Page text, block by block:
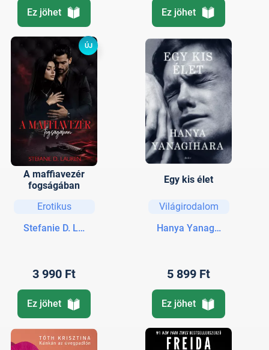
Ez jöhet Ez jöhet
ÚJ
A maffiavezér
fogságában
Erotikus
Stefanie D. Lauren
3 990 Ft
Ez jöhet
Egy kis élet
Világirodalom
Hanya Yanagihara
5 899 Ft
Ez jöhet